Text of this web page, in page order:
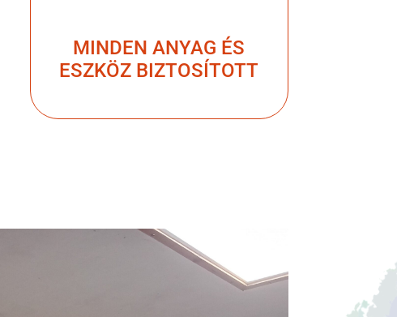
MINDEN ANYAG ÉS
ESZKÖZ BIZTOSÍTOTT